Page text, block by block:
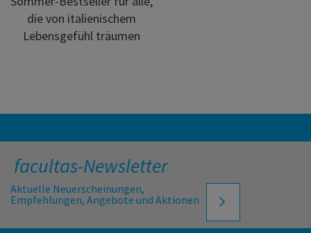
die von italienischem
Lebensgefühl träumen
facultas-Newsletter
Aktuelle Neuerscheinungen,
Empfehlungen, Angebote und Aktionen